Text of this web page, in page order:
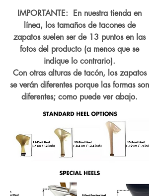
IMPORTANTE: En nuestra tienda en
línea, los tamaños de tacones de
zapatos suelen ser de 13 puntos en las
fotos del producto (a menos que se
indique lo contrario).
Con otras alturas de tacón, los zapatos
se verán diferentes porque las formas son
diferentes; como puede ver abajo.